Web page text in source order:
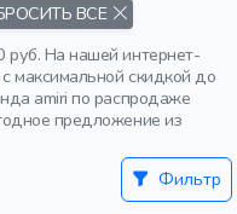
ВСЕ
На нашей интернет-
максимальной скидкой до
amiri по распродаже
предложение из
Фильтр